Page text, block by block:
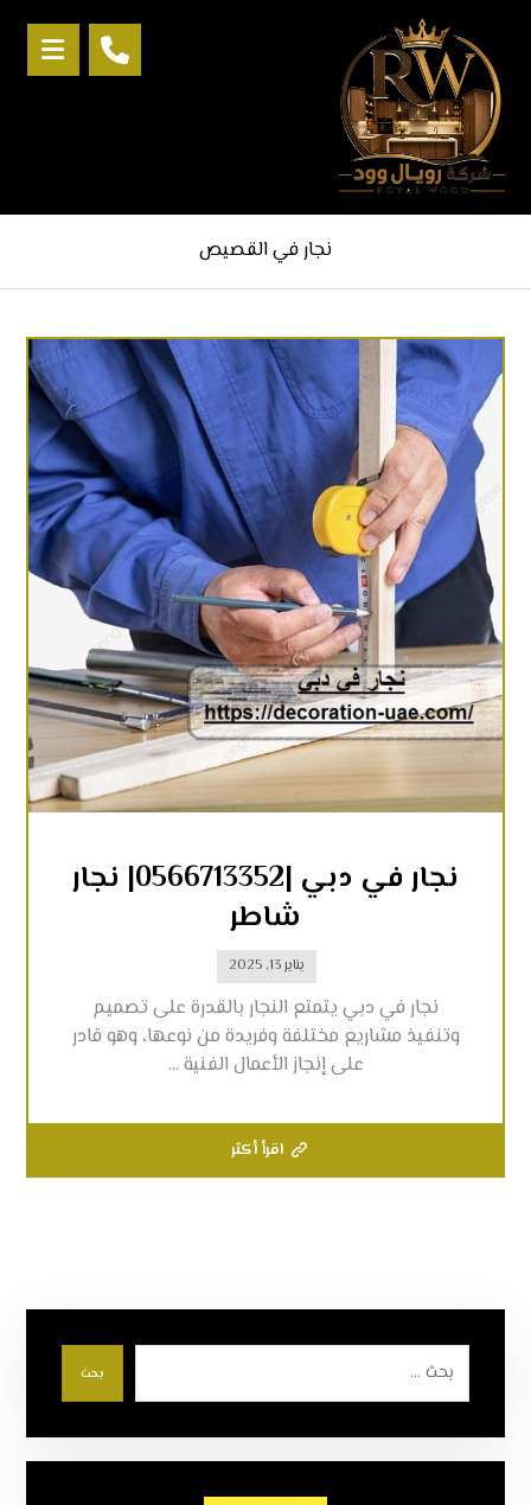
نجار في القصيص
نجار في دبي |0566713352| نجار
شاطر
يناير 13, 2025
نجار في دبي يتمتع النجار بالقدرة على تصميم
وتنفيذ مشاريع مختلفة وفريدة من نوعها، وهو قادر
على إنجاز الأعمال الفنية ...
اقرأ أكثر
بحث